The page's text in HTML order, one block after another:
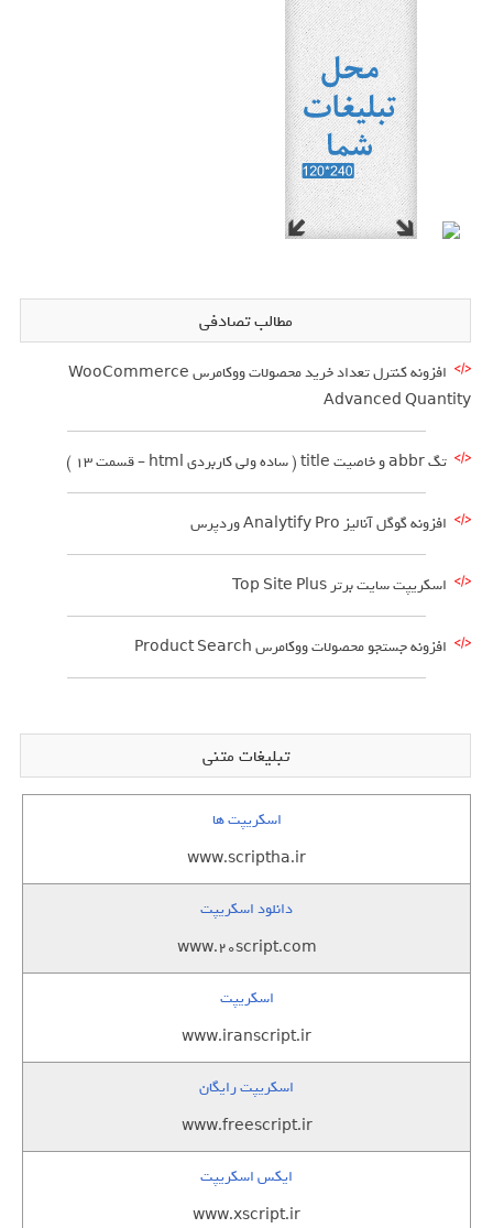
مطالب تصادفی
افزونه کنترل تعداد خرید محصولات ووکامرس WooCommerce
Advanced Quantity
تگ abbr و خاصیت title ( ساده ولی کاربردی html – قسمت 13 )
افزونه گوگل آنالیز Analytify Pro وردپرس
اسکریپت سایت برتر Top Site Plus
افزونه جستجو محصولات ووکامرس Product Search
تبلیغات متنی
اسکریپت ها
www.scriptha.ir
دانلود اسکریپت
www.20script.com
اسکریپت
www.iranscript.ir
اسکریپت رایگان
www.freescript.ir
ایکس اسکریپت
www.xscript.ir